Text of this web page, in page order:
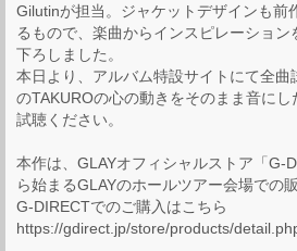
Gilutinが担当。ジャケットデザインも前
るもので、楽曲からインスピレーション
下ろしました。
本日より、アルバム特設サイトにて全曲
のTAKUROの心の動きをそのまま音に
試聴ください。
本作は、GLAYオフィシャルストア「G-
ら始まるGLAYのホールツアー会場での
G-DIRECTでのご購入はこちら
https://gdirect.jp/store/products/